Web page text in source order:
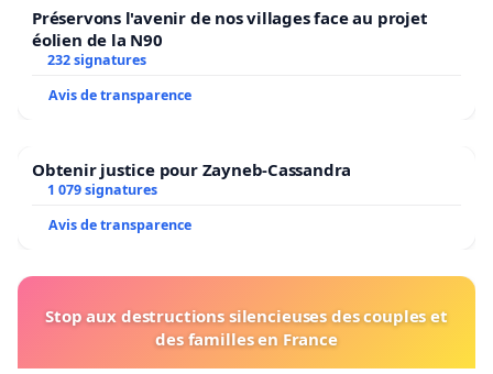
Préservons l'avenir de nos villages face au projet
éolien de la N90
232 signatures
Avis de transparence
Obtenir justice pour Zayneb-Cassandra
1 079 signatures
Avis de transparence
Stop aux destructions silencieuses des couples et
des familles en France